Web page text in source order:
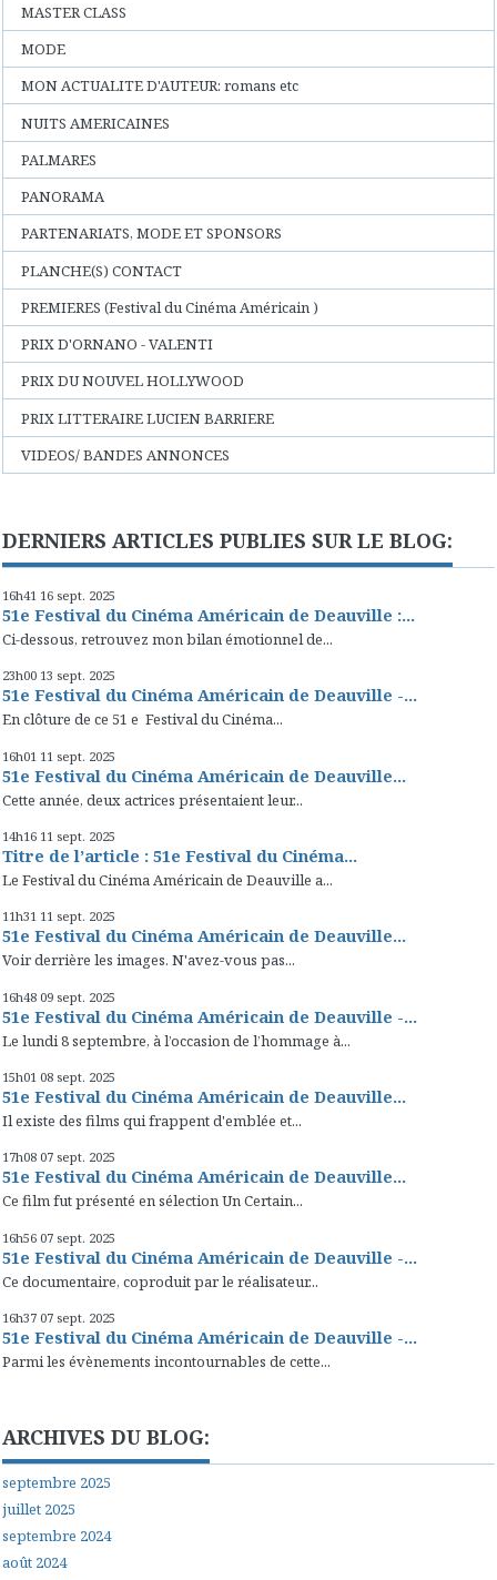
MASTER CLASS
MODE
MON ACTUALITE D'AUTEUR: romans etc
NUITS AMERICAINES
PALMARES
PANORAMA
PARTENARIATS, MODE ET SPONSORS
PLANCHE(S) CONTACT
PREMIERES (Festival du Cinéma Américain )
PRIX D'ORNANO - VALENTI
PRIX DU NOUVEL HOLLYWOOD
PRIX LITTERAIRE LUCIEN BARRIERE
VIDEOS/ BANDES ANNONCES
DERNIERS ARTICLES PUBLIES SUR LE BLOG:
16h41 16 sept. 2025
51e Festival du Cinéma Américain de Deauville :...
Ci-dessous, retrouvez mon bilan émotionnel de...
23h00 13 sept. 2025
51e Festival du Cinéma Américain de Deauville -...
En clôture de ce 51 e Festival du Cinéma...
16h01 11 sept. 2025
51e Festival du Cinéma Américain de Deauville...
Cette année, deux actrices présentaient leur...
14h16 11 sept. 2025
Titre de l’article : 51e Festival du Cinéma...
Le Festival du Cinéma Américain de Deauville a...
11h31 11 sept. 2025
51e Festival du Cinéma Américain de Deauville...
Voir derrière les images. N'avez-vous pas...
16h48 09 sept. 2025
51e Festival du Cinéma Américain de Deauville -...
Le lundi 8 septembre, à l’occasion de l’hommage à...
15h01 08 sept. 2025
51e Festival du Cinéma Américain de Deauville...
Il existe des films qui frappent d'emblée et...
17h08 07 sept. 2025
51e Festival du Cinéma Américain de Deauville...
Ce film fut présenté en sélection Un Certain...
16h56 07 sept. 2025
51e Festival du Cinéma Américain de Deauville -...
Ce documentaire, coproduit par le réalisateur...
16h37 07 sept. 2025
51e Festival du Cinéma Américain de Deauville -...
Parmi les évènements incontournables de cette...
ARCHIVES DU BLOG:
septembre 2025
juillet 2025
septembre 2024
août 2024